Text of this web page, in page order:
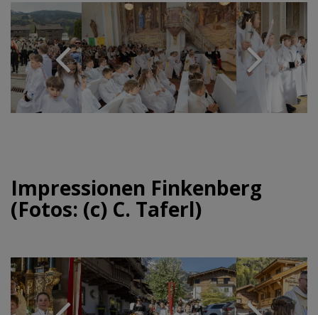
Impressionen Finkenberg
(Fotos: (c) C. Taferl)